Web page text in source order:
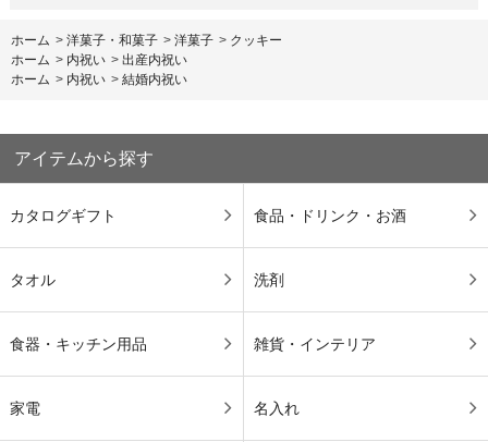
ホーム > 洋菓子・和菓子 > 洋菓子 > クッキー
ホーム > 内祝い > 出産内祝い
ホーム > 内祝い > 結婚内祝い
アイテムから探す
カタログギフト 食品・ドリンク・お酒
タオル 洗剤
食器・キッチン用品 雑貨・インテリア
家電 名入れ